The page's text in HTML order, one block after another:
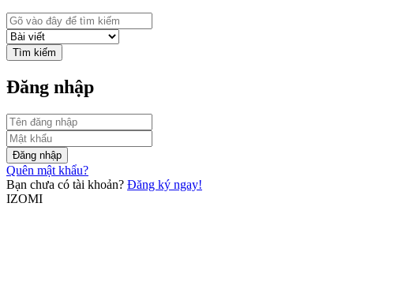
Tìm kiếm
Đăng nhập
Đăng nhập
Quên mật khẩu?
Bạn chưa có tài khoản? Đăng ký ngay!
IZOMI